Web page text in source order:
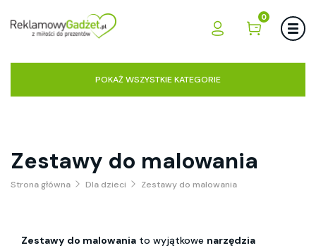
0
POKAŻ WSZYSTKIE KATEGORIE
Zestawy do malowania
Strona główna Dla dzieci Zestawy do malowania
Zestawy do malowania to wyjątkowe narzędzia